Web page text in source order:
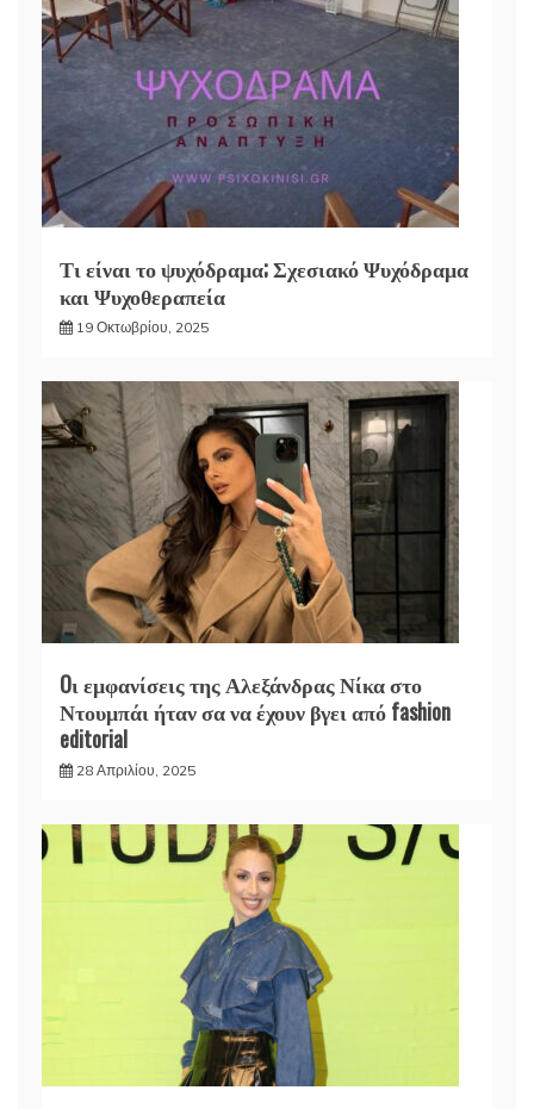
Τι είναι το ψυχόδραμα; Σχεσιακό Ψυχόδραμα
και Ψυχοθεραπεία
19 Οκτωβρίου, 2025
Oι εμφανίσεις της Αλεξάνδρας Νίκα στο
Ντουμπάι ήταν σα να έχουν βγει από fashion
editorial
28 Απριλίου, 2025